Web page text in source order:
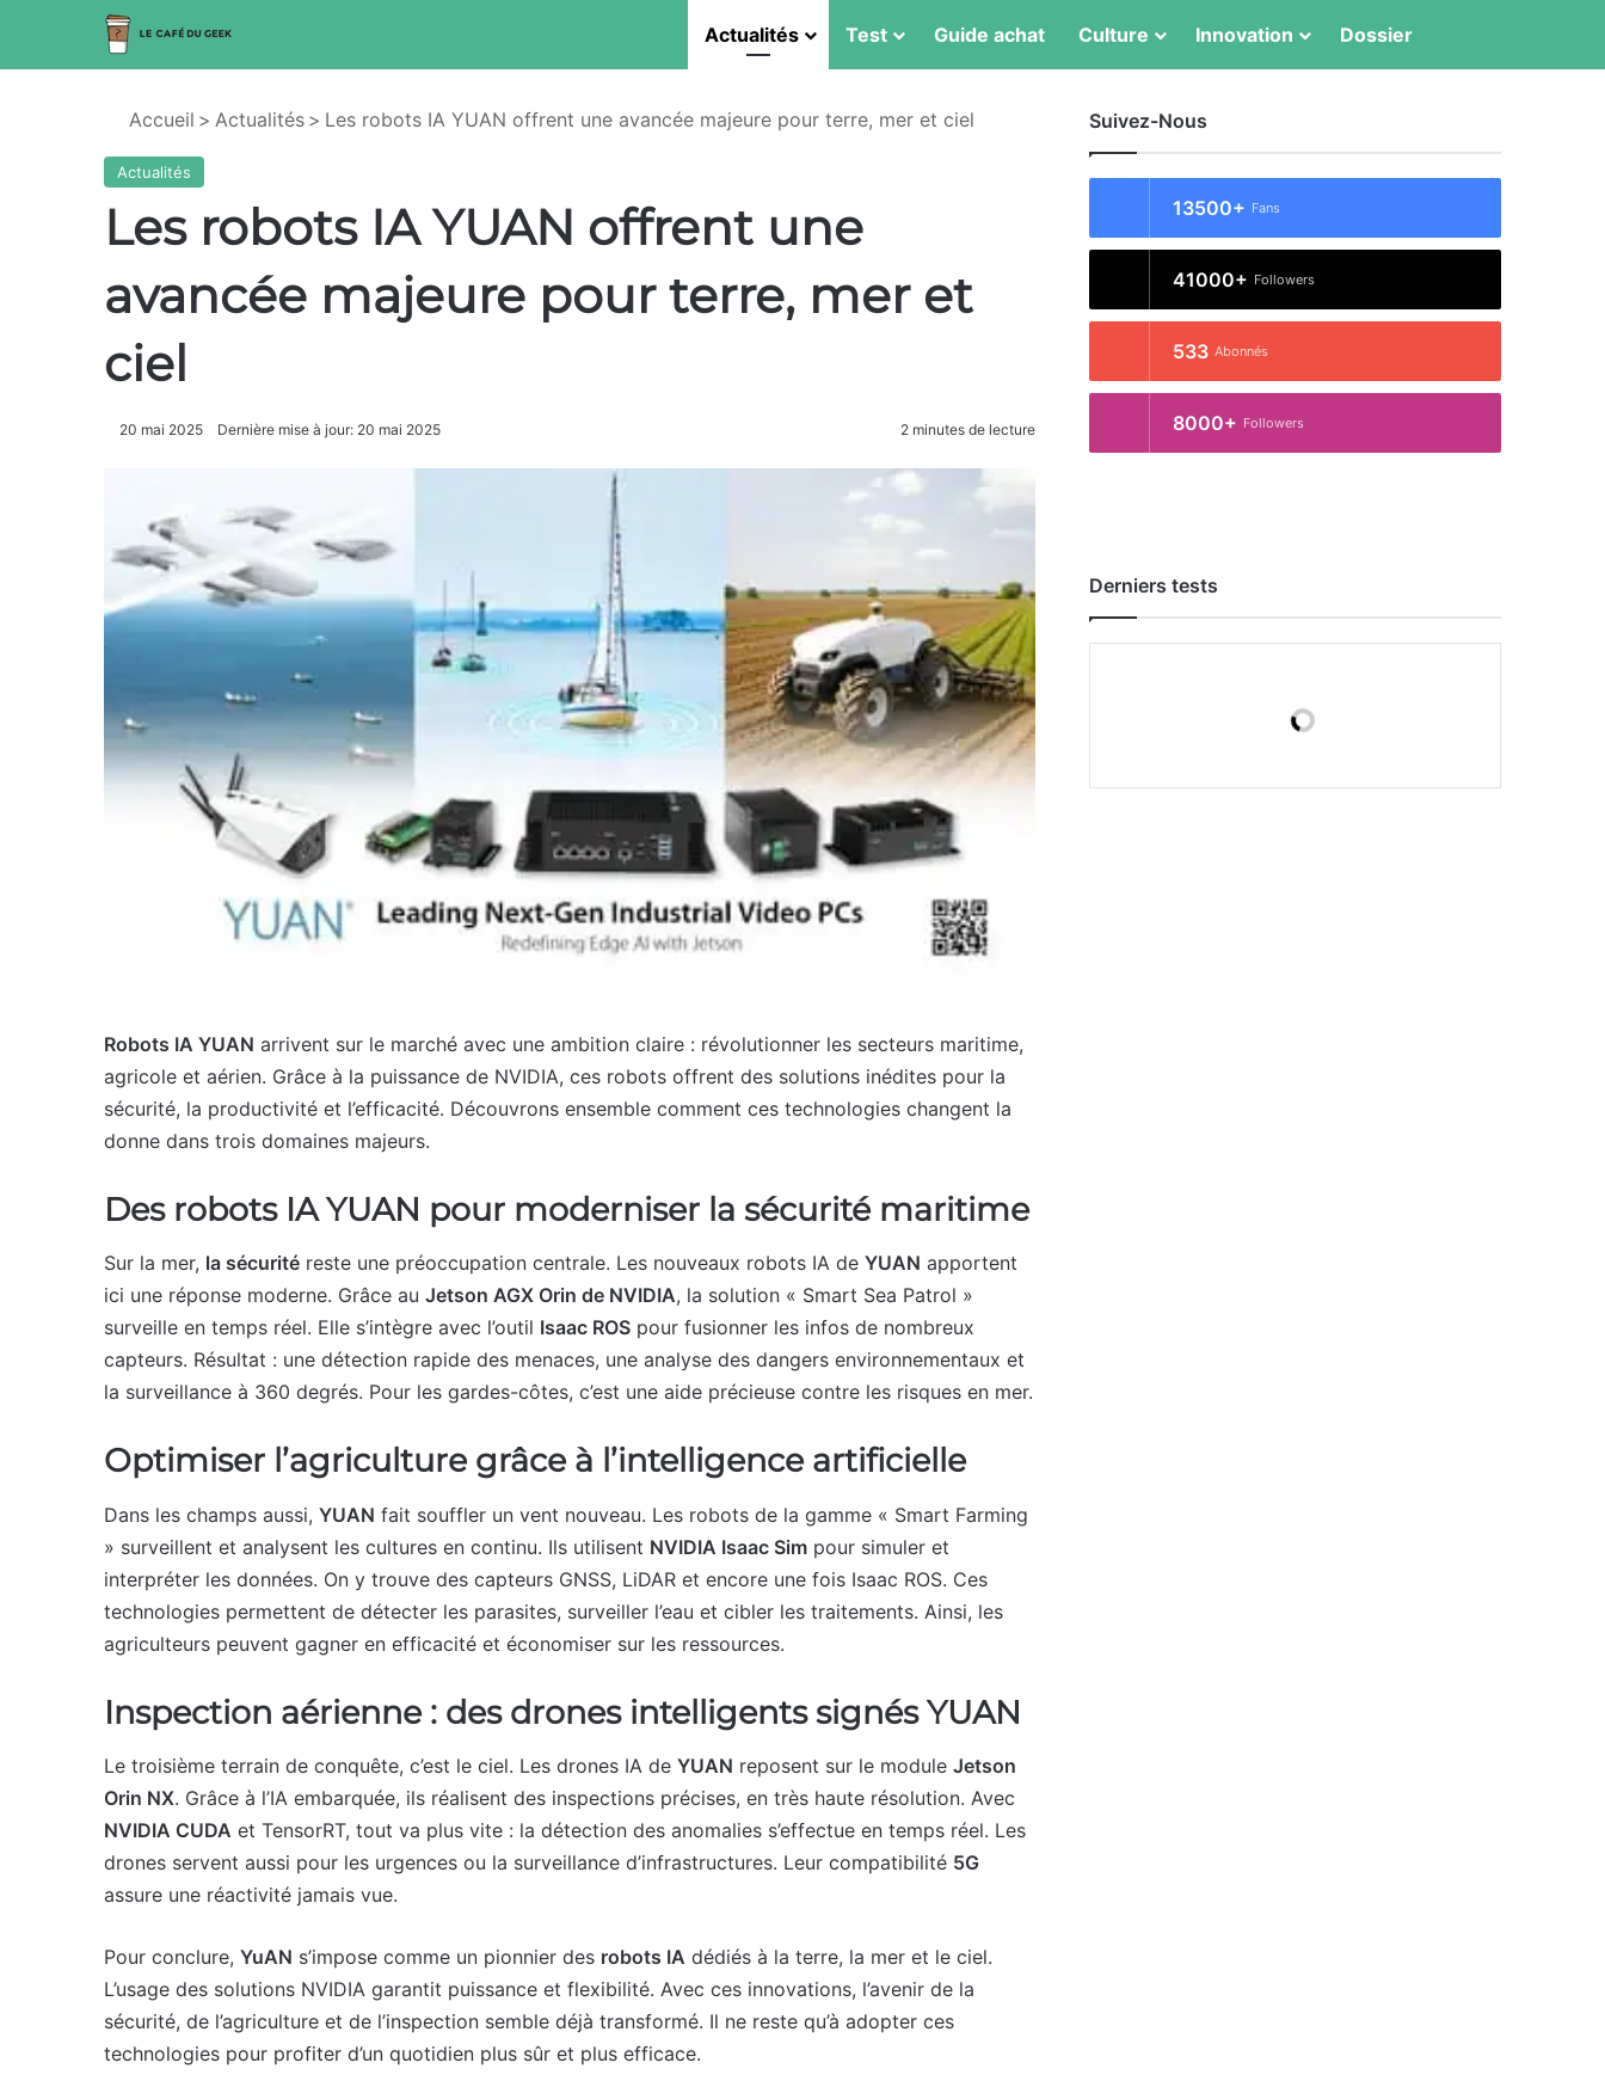
Actualités Test Guide achat Culture Innovation Dossier
Accueil > Actualités > Les robots IA YUAN offrent une avancée majeure pour terre, mer et ciel
Actualités
Les robots IA YUAN offrent une
avancée majeure pour terre, mer et
ciel
20 mai 2025 Dernière mise à jour: 20 mai 2025 2 minutes de lecture
Robots IA YUAN arrivent sur le marché avec une ambition claire : révolutionner les secteurs maritime,
agricole et aérien. Grâce à la puissance de NVIDIA, ces robots offrent des solutions inédites pour la
sécurité, la productivité et l’efficacité. Découvrons ensemble comment ces technologies changent la
donne dans trois domaines majeurs.
Des robots IA YUAN pour moderniser la sécurité maritime
Sur la mer, la sécurité reste une préoccupation centrale. Les nouveaux robots IA de YUAN apportent
ici une réponse moderne. Grâce au Jetson AGX Orin de NVIDIA, la solution « Smart Sea Patrol »
surveille en temps réel. Elle s’intègre avec l’outil Isaac ROS pour fusionner les infos de nombreux
capteurs. Résultat : une détection rapide des menaces, une analyse des dangers environnementaux et
la surveillance à 360 degrés. Pour les gardes-côtes, c’est une aide précieuse contre les risques en mer.
Optimiser l’agriculture grâce à l’intelligence artificielle
Dans les champs aussi, YUAN fait souffler un vent nouveau. Les robots de la gamme « Smart Farming
» surveillent et analysent les cultures en continu. Ils utilisent NVIDIA Isaac Sim pour simuler et
interpréter les données. On y trouve des capteurs GNSS, LiDAR et encore une fois Isaac ROS. Ces
technologies permettent de détecter les parasites, surveiller l’eau et cibler les traitements. Ainsi, les
agriculteurs peuvent gagner en efficacité et économiser sur les ressources.
Inspection aérienne : des drones intelligents signés YUAN
Le troisième terrain de conquête, c’est le ciel. Les drones IA de YUAN reposent sur le module Jetson
Orin NX. Grâce à l’IA embarquée, ils réalisent des inspections précises, en très haute résolution. Avec
NVIDIA CUDA et TensorRT, tout va plus vite : la détection des anomalies s’effectue en temps réel. Les
drones servent aussi pour les urgences ou la surveillance d’infrastructures. Leur compatibilité 5G
assure une réactivité jamais vue.
Pour conclure, YuAN s’impose comme un pionnier des robots IA dédiés à la terre, la mer et le ciel.
L’usage des solutions NVIDIA garantit puissance et flexibilité. Avec ces innovations, l’avenir de la
sécurité, de l’agriculture et de l’inspection semble déjà transformé. Il ne reste qu’à adopter ces
technologies pour profiter d’un quotidien plus sûr et plus efficace.
Suivez-Nous
13500+ Fans
41000+ Followers
533 Abonnés
8000+ Followers
Derniers tests